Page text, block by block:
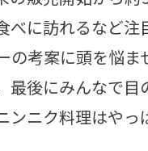
に訪れるなど
の考案に頭を悩
最後にみんなで
ニク料理はやっ